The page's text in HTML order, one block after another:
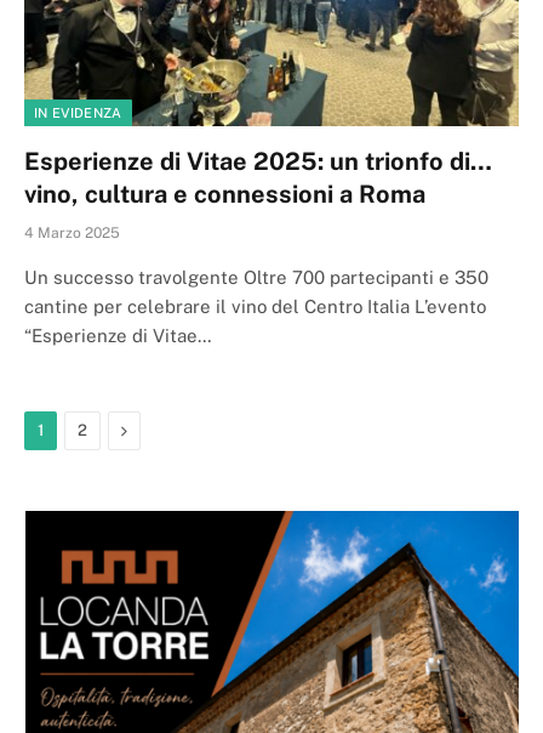
IN EVIDENZA
Esperienze di Vitae 2025: un trionfo di…
vino, cultura e connessioni a Roma
4 Marzo 2025
Un successo travolgente Oltre 700 partecipanti e 350
cantine per celebrare il vino del Centro Italia L’evento
“Esperienze di Vitae…
1 2 Next